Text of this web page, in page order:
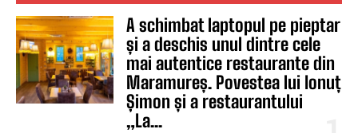
A schimbat laptopul pe pieptar
și a deschis unul dintre cele
mai autentice restaurante din
Maramureș. Povestea lui Ionuț
Șimon și a restaurantului
„La...